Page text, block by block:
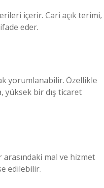
içerir. Cari açık terimi,
eder.
yorumlanabilir. Özellikle
yüksek bir dış ticaret
mal ve hizmet
edilebilir.